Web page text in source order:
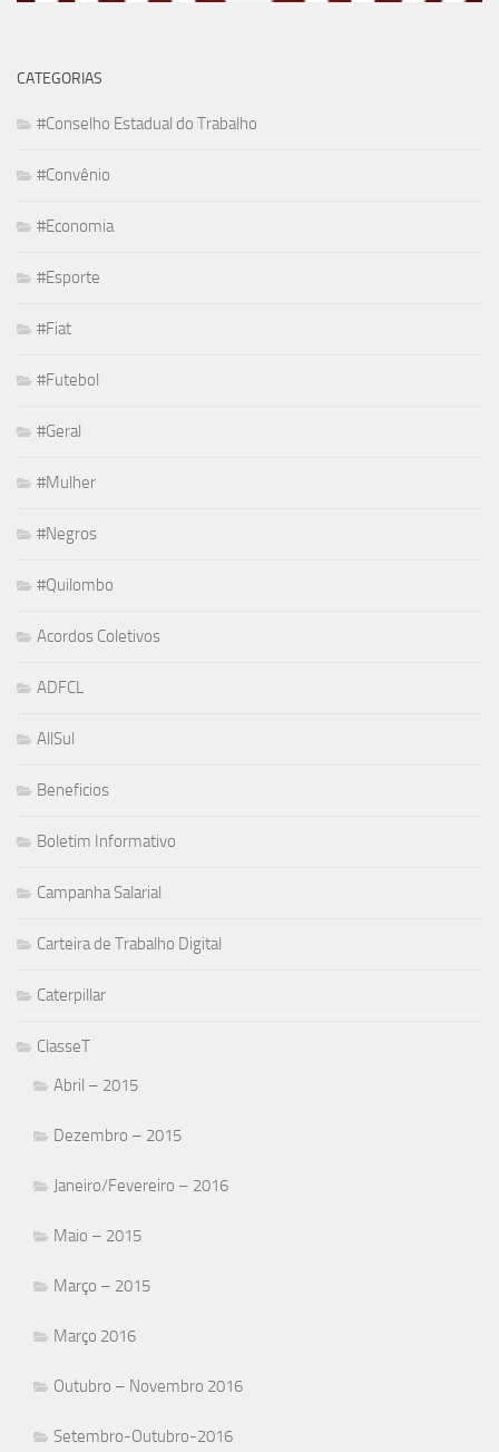
CATEGORIAS
#Conselho Estadual do Trabalho
#Convênio
#Economia
#Esporte
#Fiat
#Futebol
#Geral
#Mulher
#Negros
#Quilombo
Acordos Coletivos
ADFCL
AllSul
Beneficios
Boletim Informativo
Campanha Salarial
Carteira de Trabalho Digital
Caterpillar
ClasseT
Abril – 2015
Dezembro – 2015
Janeiro/Fevereiro – 2016
Maio – 2015
Março – 2015
Março 2016
Outubro – Novembro 2016
Setembro-Outubro-2016